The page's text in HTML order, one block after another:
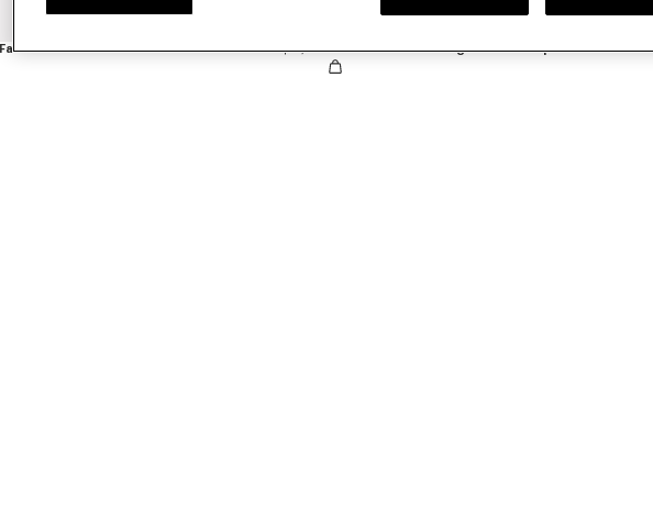
Falda acolchada 'Boke Flower 2.0' Mex$ 3,400.00 Vestido de algodón con capucha 'Boke Flower 2.0'